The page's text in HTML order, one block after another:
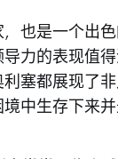
也是一个出
力的表现值
塞都展现了
中生存下来并